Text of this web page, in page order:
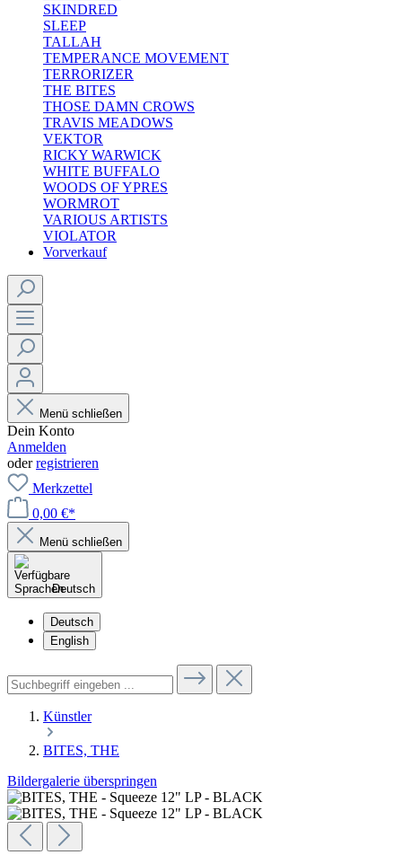
SKINDRED
SLEEP
TALLAH
TEMPERANCE MOVEMENT
TERRORIZER
THE BITES
THOSE DAMN CROWS
TRAVIS MEADOWS
VEKTOR
RICKY WARWICK
WHITE BUFFALO
WOODS OF YPRES
WORMROT
VARIOUS ARTISTS
VIOLATOR
Vorverkauf
Menü schließen
Dein Konto
Anmelden
oderregistrieren
Merkzettel
0,00 €*
Menü schließen
Deutsch
Deutsch
English
Künstler
BITES, THE
Bildergalerie überspringen